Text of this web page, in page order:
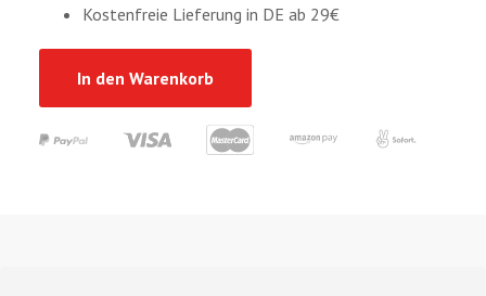
Kostenfreie Lieferung in DE ab 29€
In den Warenkorb